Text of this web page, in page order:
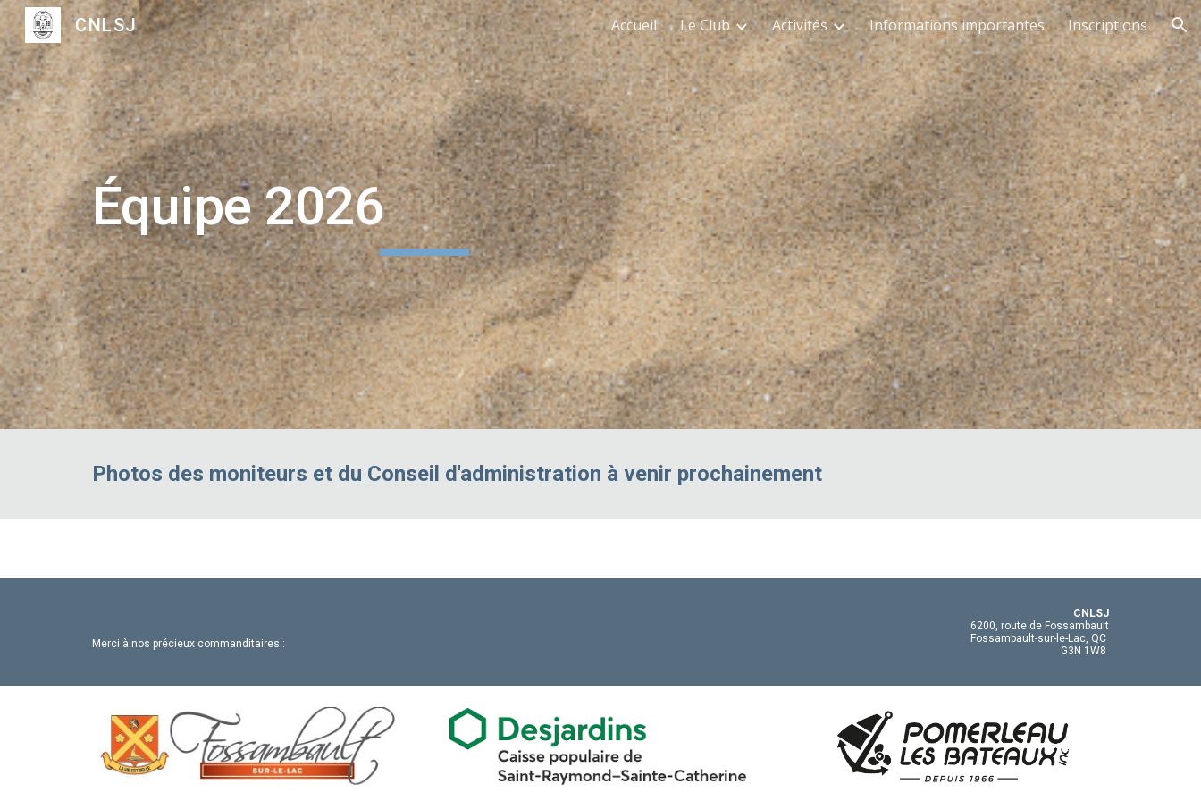
Skip to main content Skip to navigation
CNLSJ Accueil Le Club Activités Informations importantes Inscriptions
Équipe 2026
Photos des moniteurs et du Conseil d'administration à venir prochainement
Merci à nos précieux commanditaires :
CNLSJ
6200, route de Fossambault
Fossambault-sur-le-Lac, QC
G3N 1W8